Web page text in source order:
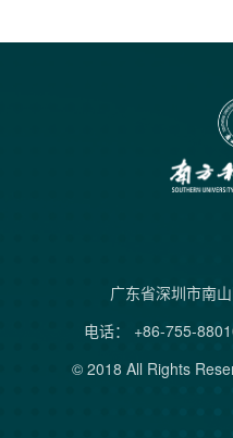
广东省深圳市南
电话： +86-755-
© 2018 All Rights